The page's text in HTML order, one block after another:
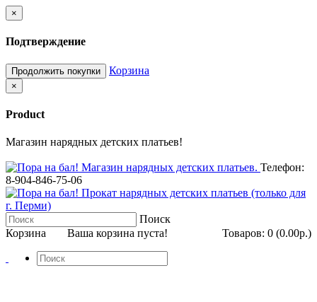
×
Подтверждение
Продолжить покупки Корзина
×
Product
Магазин нарядных детских платьев!
Телефон:
8-904-846-75-06
Поиск
Корзина
Товаров: 0 (0.00р.)
Ваша корзина пуста!